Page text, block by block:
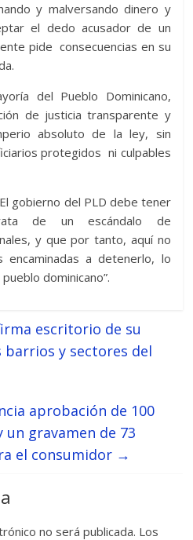
y malversando dinero y
el dedo acusador de un
pide consecuencias en su
del Pueblo Dominicano,
de justicia transparente y
absoluto de la ley, sin
protegidos ni culpables
gobierno del PLD debe tener
de un escándalo de
y que por tanto, aquí no
encaminadas a detenerlo, lo
dominicano”.
escritorio de su
y sectores del
aprobación de 100
gravamen de 73
el consumidor →
no será publicada. Los